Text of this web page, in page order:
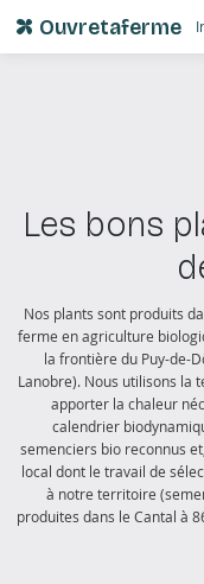
Ouvretaferme
Les bons
Nos plants sont produits
ferme en agriculture
la frontière du Puy-de-
Lanobre). Nous utilisons la
apporter la chaleur
calendrier
semenciers bio reconnus
local dont le travail de
à notre territoire
produites dans le Cantal à